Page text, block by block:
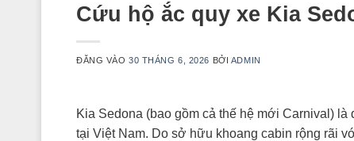
Cứu hộ ắc quy xe Kia
ĐĂNG VÀO30 THÁNG 6, 2026 BỞI ADMIN
Kia Sedona (bao gồm cả thế hệ mới Carnival)
tại Việt Nam. Do sở hữu khoang cabin rộng rãi